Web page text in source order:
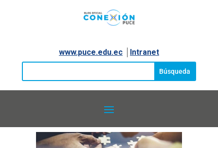
www.puce.edu.ec│ Intranet